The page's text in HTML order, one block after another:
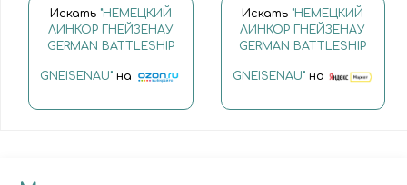
Искать "НЕМЕЦКИЙ
ЛИНКОР ГНЕЙЗЕНАУ
GERMAN BATTLESHIP
GNEISENAU" на
Искать "НЕМЕЦКИЙ
ЛИНКОР ГНЕЙЗЕНАУ
GERMAN BATTLESHIP
GNEISENAU"на